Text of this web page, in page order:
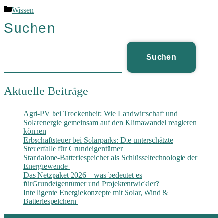
Wissen
Suchen
Suchen
Aktuelle Beiträge
Agri-PV bei Trockenheit: Wie Landwirtschaft und
Solarenergie gemeinsam auf den Klimawandel reagieren
können
Erbschaftsteuer bei Solarparks: Die unterschätzte
Steuerfalle für Grundeigentümer
Standalone-Batteriespeicher als Schlüsseltechnologie der
Energiewende
Das Netzpaket 2026 – was bedeutet es
fürGrundeigentümer und Projektentwickler?
Intelligente Energiekonzepte mit Solar, Wind &
Batteriespeichern